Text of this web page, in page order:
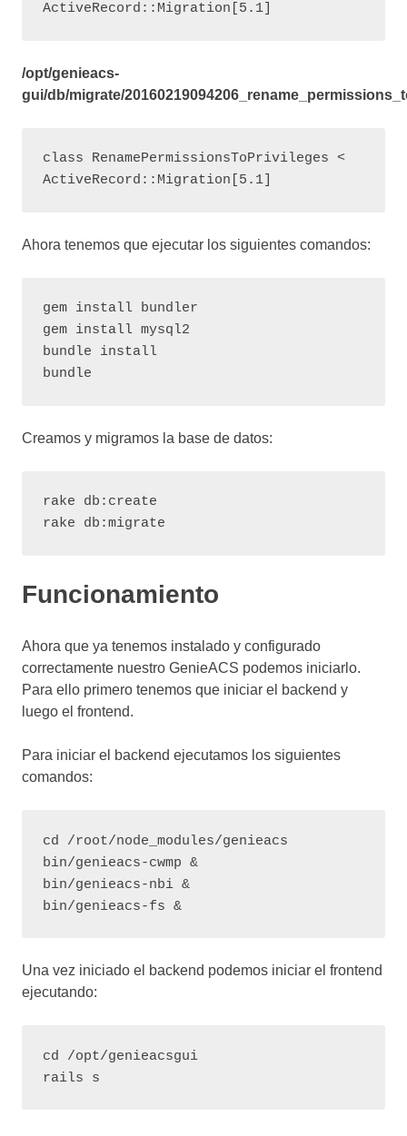
ActiveRecord::Migration[5.1]
/opt/genieacs-
gui/db/migrate/
class RenamePermissionsToPrivileges <
ActiveRecord::Migration[5.1]
Ahora tenemos que ejecutar los siguientes comandos:
gem install bundler
gem install mysql2
bundle install
bundle
Creamos y migramos la base de datos:
rake db:create
rake db:migrate
Funcionamiento
Ahora que ya tenemos instalado y configurado
correctamente nuestro GenieACS podemos iniciarlo.
Para ello primero tenemos que iniciar el backend y
luego el frontend.
Para iniciar el backend ejecutamos los siguientes
comandos:
cd /root/node_modules/genieacs
bin/genieacs-cwmp &
bin/genieacs-nbi &
bin/genieacs-fs &
Una vez iniciado el backend podemos iniciar el frontend
ejecutando:
cd /opt/genieacsgui
rails s